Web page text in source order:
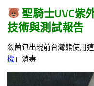
聖騎士UVC紫
技術與測試報告
殺菌包出現前台灣熊使用這
機 」消毒